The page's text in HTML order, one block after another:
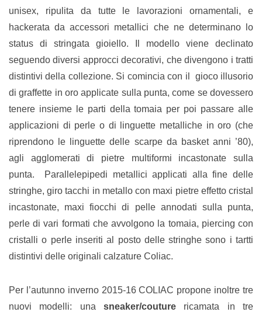
unisex, ripulita da tutte le lavorazioni ornamentali, e
hackerata da accessori metallici che ne determinano lo
status di stringata gioiello. Il modello viene declinato
seguendo diversi approcci decorativi, che divengono i tratti
distintivi della collezione. Si comincia con il gioco illusorio
di graffette in oro applicate sulla punta, come se dovessero
tenere insieme le parti della tomaia per poi passare alle
applicazioni di perle o di linguette metalliche in oro (che
riprendono le linguette delle scarpe da basket anni ’80),
agli agglomerati di pietre multiformi incastonate sulla
punta. Parallelepipedi metallici applicati alla fine delle
stringhe, giro tacchi in metallo con maxi pietre effetto cristal
incastonate, maxi fiocchi di pelle annodati sulla punta,
perle di vari formati che avvolgono la tomaia, piercing con
cristalli o perle inseriti al posto delle stringhe sono i tartti
distintivi delle originali calzature Coliac.
Per l’autunno inverno 2015-16 COLIAC propone inoltre tre
nuovi modelli: una sneaker/couture ricamata in tre